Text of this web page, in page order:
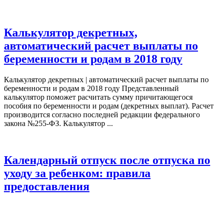
Калькулятор декретных,
автоматический расчет выплаты по
беременности и родам в 2018 году
Калькулятор декретных | автоматический расчет выплаты по
беременности и родам в 2018 году Представленный
калькулятор поможет расчитать сумму причитающегося
пособия по беременности и родам (декретных выплат). Расчет
производится согласно последней редакции федерального
закона №255-ФЗ. Калькулятор ...
Календарный отпуск после отпуска по
уходу за ребенком: правила
предоставления